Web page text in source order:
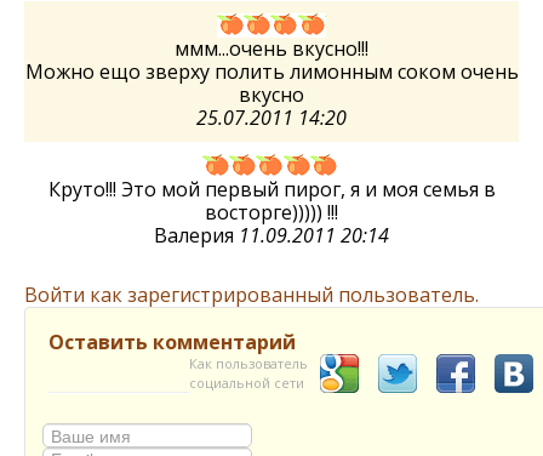
ммм...очень вкусно!!!
Можно ещо зверху полить лимонным соком очень
вкусно
25.07.2011 14:20
Круто!!! Это мой первый пирог, я и моя семья в
восторге))))) !!!
Валерия 11.09.2011 20:14
Войти как зарегистрированный пользователь.
Оставить комментарий
Как пользователь
социальной сети